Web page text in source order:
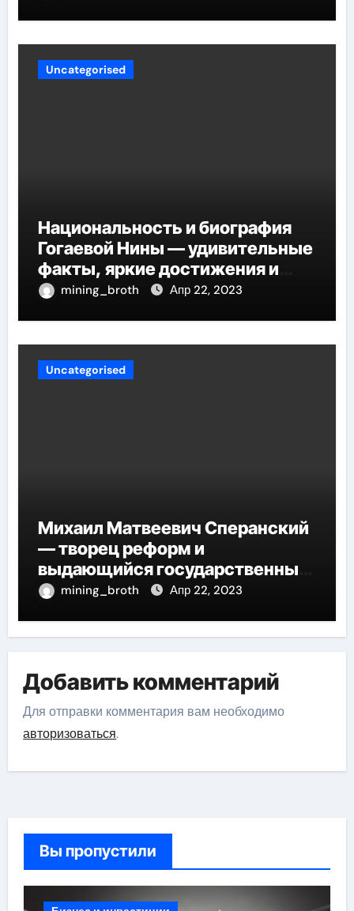
Uncategorised
Национальность и биография
Гогаевой Нины — удивительные
факты, яркие достижения и
потрясающий путь к успеху
mining_broth Апр 22, 2023
Uncategorised
Михаил Матвеевич Сперанский
— творец реформ и
выдающийся государственный
деятель России
mining_broth Апр 22, 2023
Добавить комментарий
Для отправки комментария вам необходимо
авторизоваться.
Вы пропустили